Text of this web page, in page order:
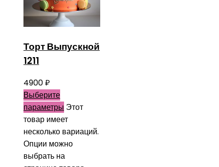
Торт Выпускной
1211
4900₽
Выберите
параметры Этот
товар имеет
несколько вариаций.
Опции можно
выбрать на